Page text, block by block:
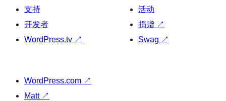
支持
开发者
WordPress.tv ↗
活动
捐赠 ↗
Swag ↗
WordPress.com ↗
Matt ↗